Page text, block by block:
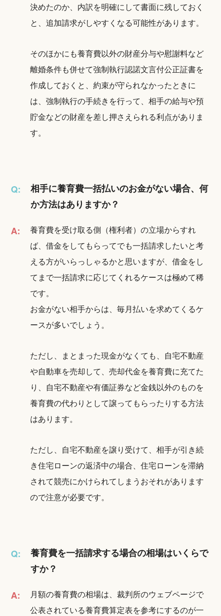
決めたのか、内訳を明確にして書面に残しておく
と、追加請求がしやすくなる可能性があります。
そのほかにも養育費以外の財産分与や慰謝料など
離婚条件も併せて強制執行認諾文言付公正証書を
作成しておくと、約束が守られなかったときに
は、強制執行の手続きを行って、相手の給与や預
貯金などの財産を差し押さえられる利点がありま
す。
Q:
相手に養育費一括払いのお金がない場合、何
か方法はありますか？
A:
養育費を受け取る側（権利者）の立場からすれ
ば、借金をしてもらってでも一括請求したいと考
える方がいらっしゃるかと思いますが、借金をし
てまで一括請求に応じてくれるケースは極めて稀
です。
お金がない相手からは、毎月払いを求めてくるケ
ースが多いでしょう。
ただし、まとまった現金がなくても、自宅不動産
や自動車を売却して、売却代金を養育費に充てた
り、自宅不動産や有価証券など金銭以外のものを
養育費の代わりとして譲ってもらったりする方法
はあります。
ただし、自宅不動産を譲り受けて、相手が引き続
き住宅ローンの返済中の場合、住宅ローンを滞納
されて競売にかけられてしまうおそれがあります
ので注意が必要です。
Q:
養育費を一括請求する場合の相場はいくらで
すか？
A:
月額の養育費の相場は、裁判所のウェブページで
公表されている養育費算定表を参考にするのが一